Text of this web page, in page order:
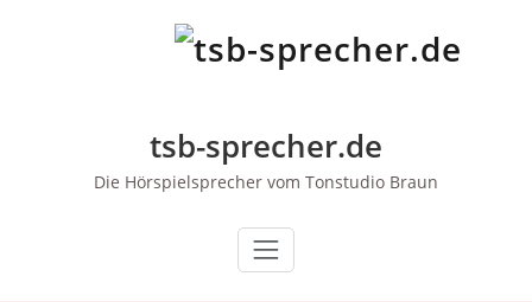
tsb-sprecher.de
Die Hörspielsprecher vom Tonstudio Braun